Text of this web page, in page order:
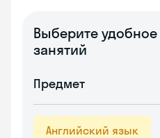
Выберите
занятий
Предмет
Английский язык